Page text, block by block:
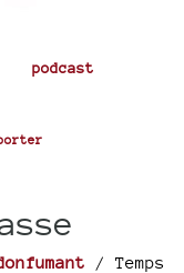
podcast
/ Temps